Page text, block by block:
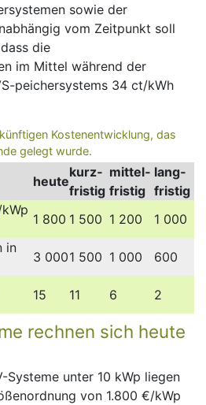
sowie der
vom Zeitpunkt soll
die
im Mittel während der
peichersystems 34 ct/kWh
Kostenentwicklung, das
gelegt wurde.
heute
kurz­
fristig
mittel­
fristig
lang­
fristig
1 800 1 500 1 200
1 000
in
3 0001 500 1 000
600
15 11 6 2
rechnen sich heute
Systeme unter 10 kWp liegen
von 1.800 €/kWp